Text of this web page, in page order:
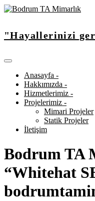
"Hayallerinizi
Anasayfa -
Hakkımızda -
Hizmetlerimiz -
Projelerimiz -
Mimari Projeler
Statik Projeler
İletişim
Bodrum TA
“Whitehat